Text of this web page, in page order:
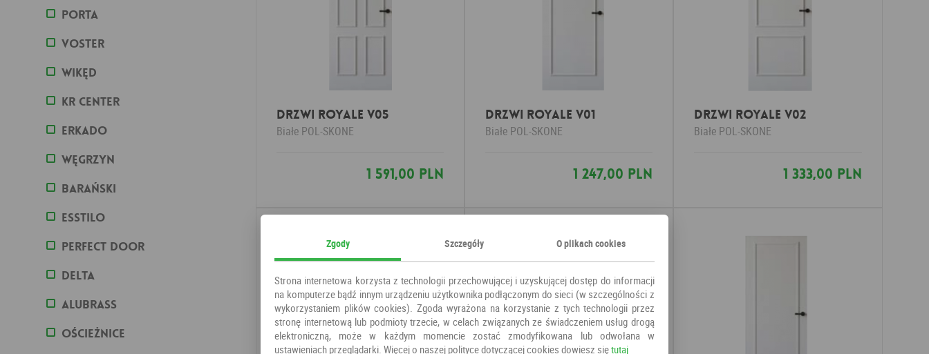
Porta
Voster
WIKĘD
KR Center
Erkado
Węgrzyn
Barański
ESSTILO
PERFECT DOOR
DELTA
ALUBRASS
OŚCIEŻNICE
Drzwi ROYALE V05
Białe POL-SKONE
1 591,00 PLN
Drzwi ROYALE V01
Białe POL-SKONE
1 247,00 PLN
Drzwi ROYALE V02
Białe POL-SKONE
1 333,00 PLN
Zgody Szczegóły O plikach cookies
Strona internetowa korzysta z technologii przechowującej i uzyskującej dostęp do informacji
na komputerze bądź innym urządzeniu użytkownika podłączonym do sieci (w szczególności z
wykorzystaniem plików cookies). Zgoda wyrażona na korzystanie z tych technologii przez
stronę internetową lub podmioty trzecie, w celach związanych ze świadczeniem usług drogą
elektroniczną, może w każdym momencie zostać zmodyfikowana lub odwołana w
ustawieniach przeglądarki. Więcej o naszej polityce dotyczącej cookies dowiesz siętutaj